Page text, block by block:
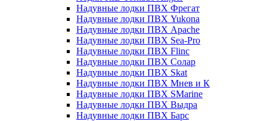
Надувные лодки ПВХ Фрегат
Надувные лодки ПВХ Yukona
Надувные лодки ПВХ Apache
Надувные лодки ПВХ Sea-Pro
Надувные лодки ПВХ Flinc
Надувные лодки ПВХ Солар
Надувные лодки ПВХ Skat
Надувные лодки ПВХ Мнев и К
Надувные лодки ПВХ SMarine
Надувные лодки ПВХ Выдра
Надувные лодки ПВХ Барс